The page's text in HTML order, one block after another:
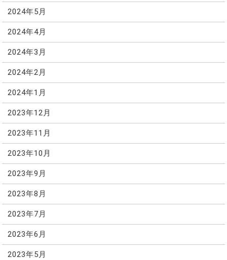
2024年5月
2024年4月
2024年3月
2024年2月
2024年1月
2023年12月
2023年11月
2023年10月
2023年9月
2023年8月
2023年7月
2023年6月
2023年5月